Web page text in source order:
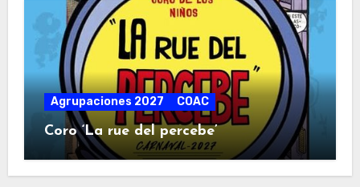
Agrupaciones 2027 COAC
Coro ‘La rue del percebe’